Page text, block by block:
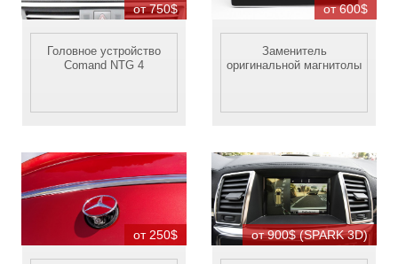
от 750$
Головное устройство
Comand NTG 4
от 600$
Заменитель
оригинальной магнитолы
от 250$ от 900$ (SPARK 3D)